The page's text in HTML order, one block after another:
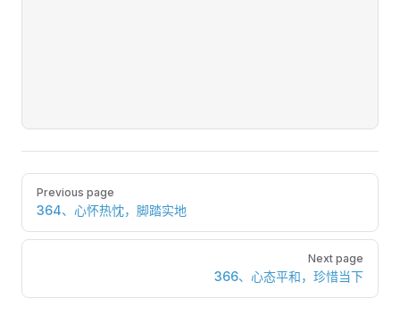
Pager
Previous page
364、心怀热忱，脚踏实地
Next page
366、心态平和，珍惜当下